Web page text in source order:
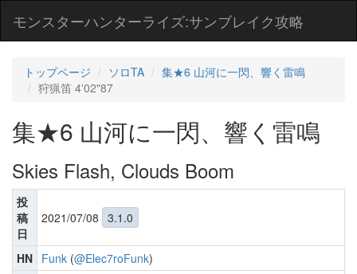
モンスターハンターライズ:サンブレイク攻略
トップページ ソロTA
集★6 山河に一閃、響く雷鳴
狩猟笛 4'02"87
集★6 山河に一閃、響く雷鳴
Skies Flash, Clouds Boom
投
稿
日
2021/07/08 3.1.0
HN Funk (@Elec7roFunk)